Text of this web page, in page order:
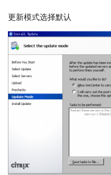
Alpine容器更改正确时区
Docker stats命令
如何创建 Mongodb 容器？
CentOS 7 部署 Docker引擎
rabbitmq 3 安装与配置
ldd 命令
测试 CentOS 7 系统
chsh 命令
LVM 创建新的逻辑卷
出
echo 字背景颜色和文字颜色
Shell 生成随机字符串
Shell 正则表达式
考
LVS HA(Keepalived)
LVS RealServer绑定VIP脚本
LVS 中的 arp_ignore 和
arp_annonuce 参数
Haproxy 安装与配置
Mysql 5.6 配置示例
Mysqlnd
Mysql skip-name-resolve
mode
使用 Pacemaker + Corosync
Oracle 多数据库实例管理文档
Ubuntu 系统 dpkg 命令
Ubuntu 使用电信3G网络
Ubuntu 用命令修改图片
Ubuntu 使用minicom连接交换
机
更新模式选择默认